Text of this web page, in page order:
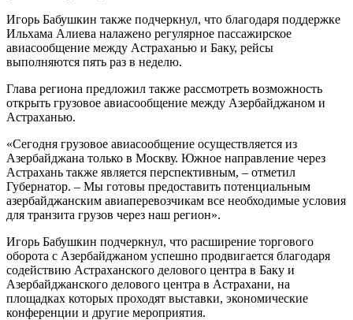
Игорь Бабушкин также подчеркнул, что благодаря поддержке
Ильхама Алиева налажено регулярное пассажирское
авиасообщение между Астраханью и Баку, рейсы
выполняются пять раз в неделю.
Глава региона предложил также рассмотреть возможность
открыть грузовое авиасообщение между Азербайджаном и
Астраханью.
«Сегодня грузовое авиасообщение осуществляется из
Азербайджана только в Москву. Южное направление через
Астрахань также является перспективным, – отметил
Губернатор. – Мы готовы предоставить потенциальным
азербайджанским авиаперевозчикам все необходимые условия
для транзита грузов через наш регион».
Игорь Бабушкин подчеркнул, что расширение торгового
оборота с Азербайджаном успешно продвигается благодаря
содействию Астраханского делового центра в Баку и
Азербайджанского делового центра в Астрахани, на
площадках которых проходят выставки, экономические
конференции и другие мероприятия.